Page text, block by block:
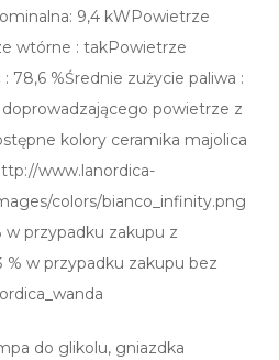
9,4 kWPowietrze
wtórne : takPowietrze
78,6 %Średnie zużycie paliwa :
powietrze z
kolory ceramika majolica
www.lanordica-
colors/bianco_infinity.png
w przypadku zakupu z
% w przypadku zakupu bez
do glikolu, gniazdka